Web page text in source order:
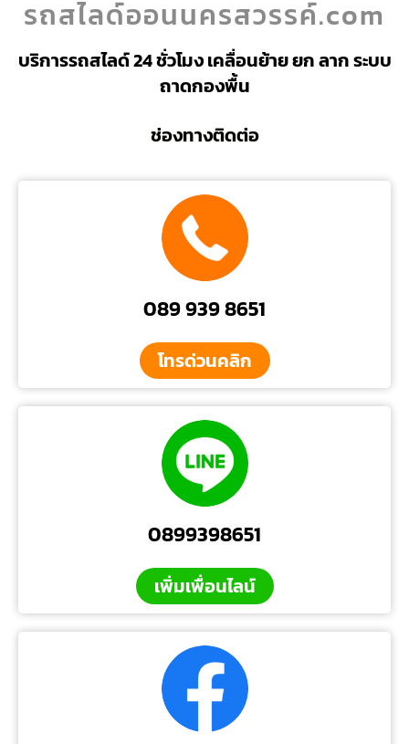
รถสไลด์ออนนครสวรรค์.com
บริการรถสไลด์ 24 ชั่วโมง เคลื่อนย้าย ยก ลาก ระบบ
ถาดกองพื้น
ช่องทางติดต่อ
089 939 8651
โทรด่วนคลิก
0899398651
เพิ่มเพื่อนไลน์